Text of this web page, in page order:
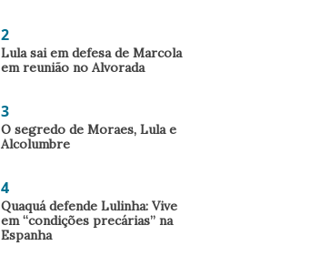
2
Lula sai em defesa de Marcola
em reunião no Alvorada
3
O segredo de Moraes, Lula e
Alcolumbre
4
Quaquá defende Lulinha: Vive
em “condições precárias” na
Espanha